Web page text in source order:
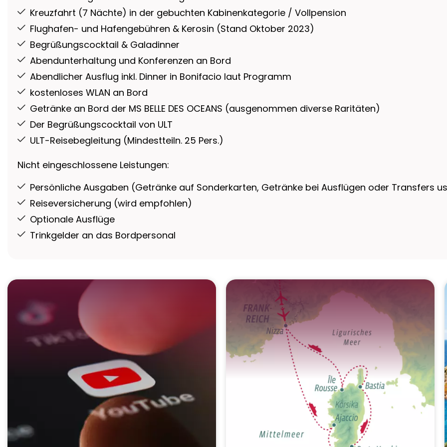
Kreuzfahrt (7 Nächte) in der gebuchten Kabinenkategorie / Vollpension
Flughafen- und Hafengebühren & Kerosin (Stand Oktober 2023)
Begrüßungscocktail & Galadinner
Abendunterhaltung und Konferenzen an Bord
Abendlicher Ausflug inkl. Dinner in Bonifacio laut Programm
kostenloses WLAN an Bord
Getränke an Bord der MS BELLE DES OCEANS (ausgenommen diverse Raritäten)
Der Begrüßungscocktail von ULT
ULT-Reisebegleitung (Mindestteiln. 25 Pers.)
Nicht eingeschlossene Leistungen:
Persönliche Ausgaben (Getränke auf Sonderkarten, Getränke bei Ausflügen oder Transfers
Reiseversicherung (wird empfohlen)
Optionale Ausflüge
Trinkgelder an das Bordpersonal